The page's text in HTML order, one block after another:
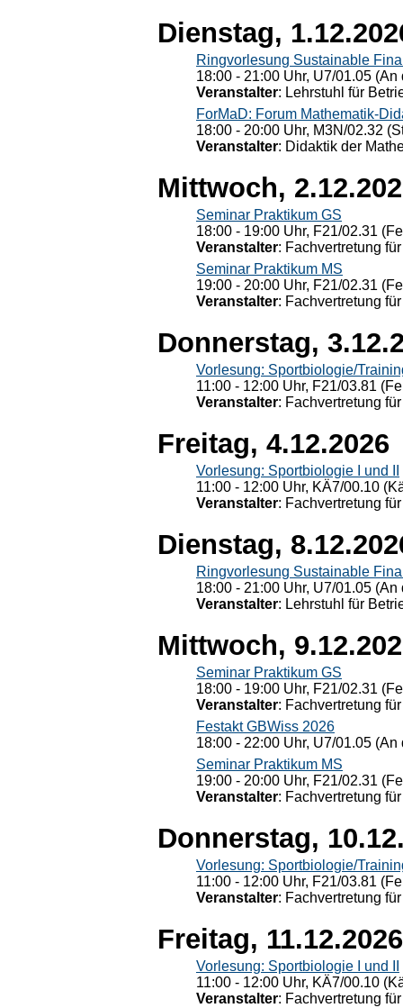
Dienstag,
Ringvorlesung Sustainable
18:00 - 21:00 Uhr, U7/01.05
Veranstalter: Lehrstuhl für
ForMaD: Forum Mathematik-
18:00 - 20:00 Uhr, M3N/02.32
Veranstalter: Didaktik der
Mittwoch,
Seminar Praktikum GS
18:00 - 19:00 Uhr, F21/02.31
Veranstalter: Fachvertretung
Seminar Praktikum MS
19:00 - 20:00 Uhr, F21/02.31
Veranstalter: Fachvertretung
Donnerstag,
Vorlesung: Sportbiologie/
11:00 - 12:00 Uhr, F21/03.81
Veranstalter: Fachvertretung
Freitag, 4.12.2026
Vorlesung: Sportbiologie I und II
11:00 - 12:00 Uhr, KÄ7/00.10
Veranstalter: Fachvertretung
Dienstag,
Ringvorlesung Sustainable
18:00 - 21:00 Uhr, U7/01.05
Veranstalter: Lehrstuhl für
Mittwoch,
Seminar Praktikum GS
18:00 - 19:00 Uhr, F21/02.31
Veranstalter: Fachvertretung
Festakt GBWiss 2026
18:00 - 22:00 Uhr, U7/01.05
Seminar Praktikum MS
19:00 - 20:00 Uhr, F21/02.31
Veranstalter: Fachvertretung
Donnerstag,
Vorlesung: Sportbiologie/
11:00 - 12:00 Uhr, F21/03.81
Veranstalter: Fachvertretung
Freitag, 11.12.2026
Vorlesung: Sportbiologie I und II
11:00 - 12:00 Uhr, KÄ7/00.10
Veranstalter: Fachvertretung